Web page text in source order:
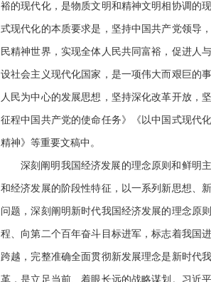
裕的现代化，是物质文明和精神文明相协调的
式现代化的本质要求是，坚持中国共产党领导
民精神世界，实现全体人民共同富裕，促进人
设社会主义现代化国家，是一项伟大而艰巨的
人民为中心的发展思想，坚持深化改革开放，
征程中国共产党的使命任务》《以中国式现代
精神》等重要文稿中。
深刻阐明我国经济发展的理念原则和鲜明
和经济发展的阶段性特征，以一系列新思想、
问题，深刻阐明新时代我国经济发展的理念原
程、向第二个百年奋斗目标进军，标志着我国
跨越，完整准确全面贯彻新发展理念是新时代
革，是立足当前、着眼长远的战略谋划。习近